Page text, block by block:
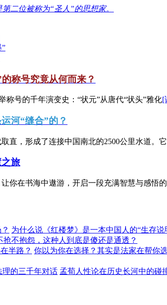
二位被称为“圣人”的思想家。
称号究竟从何而来？
称号的千年演变史：“状元”从唐代“状头”雅化[
河“缝合”的？
直，形成了连接中国南北的2500公里水道。
旅
你在书海中遨游，开启一段充满智慧与感悟
为什么说《红楼梦》是一本中国人的“生存说
抢不抱怨，这种人到底是傻还是通透？
半路？ 你以为你在选择？其实是法家在帮你
理的三千年对话 孟荀人性论在历史长河中的碰